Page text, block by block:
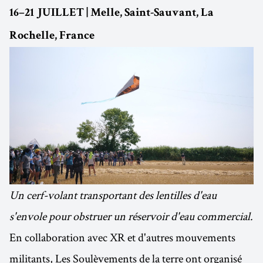
16–21 JUILLET | Melle, Saint-Sauvant, La
Rochelle, France
Un cerf-volant transportant des lentilles d'eau
s'envole pour obstruer un réservoir d'eau commercial.
En collaboration avec XR et d'autres mouvements
militants, Les Soulèvements de la terre ont organisé